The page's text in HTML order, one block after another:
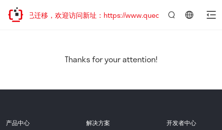
站地址已迁移，欢迎访问新址：https://www.quectel.com.cn
Thanks for your attention!
产品中心 解决方案 开发者中心